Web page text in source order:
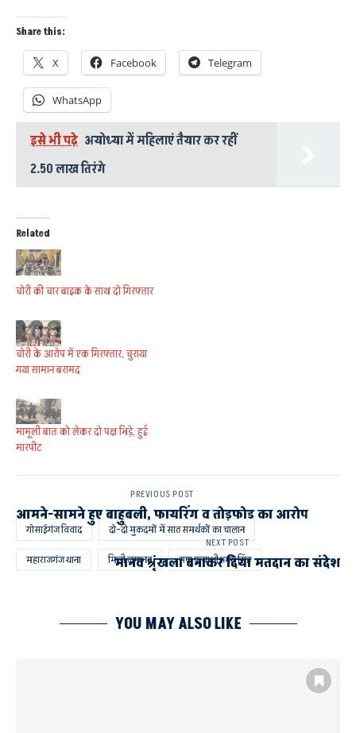
Share this:
X Facebook Telegram
WhatsApp
इसे भी पढ़े अयोध्या में महिलाएं तैयार कर रहीं
2.50 लाख तिरंगे
Related
चोरी की चार बाइक के साथ दो गिरफ्तार
चोरी के आरोप में एक गिरफ्तार, चुराया
गया सामान बरामद
मामूली बात को लेकर दो पक्ष भिड़े, हुई
मारपीट
गोसाईगंज विवाद दो-दो मुकदमों में सात समर्थकों का चालान
महाराजगंज थाना मिली जमानत सपा प्रत्याशीअभय सिंह
PREVIOUS POST
आमने-सामने हुए बाहुबली, फायरिंग व तोड़फोड का आरोप
NEXT POST
मानव श्रृंखला बनाकर दिया मतदान का संदेश
YOU MAY ALSO LIKE